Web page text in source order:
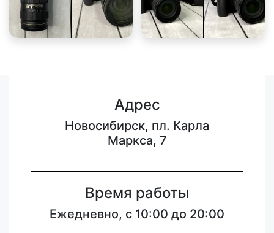
Адрес
Новосибирск, пл. Карла
Маркса, 7
Время работы
Ежедневно, с 10:00 до 20:00